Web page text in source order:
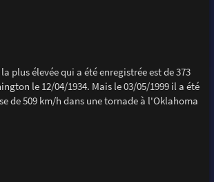
plus élevée qui a été enregistrée est de 373
le 12/04/1934. Mais le 03/05/1999 il a été
de 509 km/h dans une tornade à l'Oklahoma